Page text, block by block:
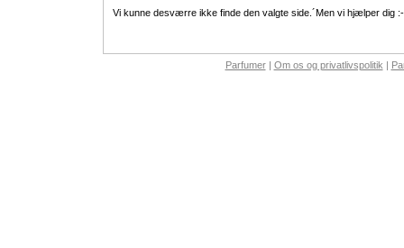
Vi kunne desværre ikke finde den valgte side.´Men vi hjælper dig
Parfumer| Om os og privatlivspolitik |